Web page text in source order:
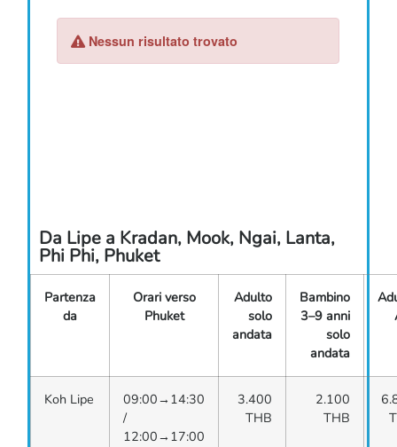
Da Lipe a Kradan, Mook, Ngai, Lanta,
Phi Phi, Phuket
Partenza
da
Orari verso
Phuket
Adulto
solo
andata
Bambino
3–9 anni
solo
andata
Koh Lipe
09:00→14:30
/
12:00→17:00
3.400
THB
2.100
THB